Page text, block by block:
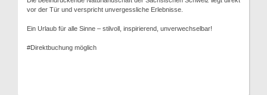
vor der Tür und verspricht unvergessliche Erlebnisse.
Ein Urlaub für alle Sinne – stilvoll, inspirierend, unverwechselbar!
#Direktbuchung möglich